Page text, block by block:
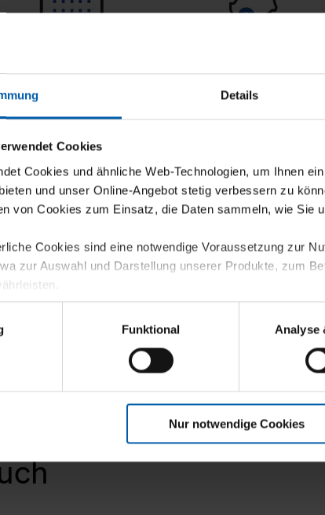
Details
Cookies
Cookies und ähnliche Web-Technologien, um Ihnen
und unser Online-Angebot stetig verbessern zu
von Cookies zum Einsatz, die Daten sammeln, wie Sie
Cookies sind eine notwendige Voraussetzung zur
zur Auswahl und Darstellung unserer Produkte, zum
personalisierter Angebote, Anzeigen und Inhalte
, Statistik- und Tracking-Zwecke zur Analyse und
Informationen. Diese übermitteln wir in anonymisierter
erlauben", damit wir alle Cookies und Web-
Über die jeweiligen Schaltflächen können Sie die Arten
verwenden wir lediglich die erwähnten technisch
Funktional Analyse
Nur notwendige Cookies
Rückgaberecht
Burladingen